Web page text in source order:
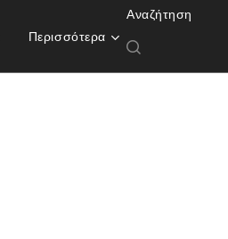
Περισσότερα
Αναζήτηση